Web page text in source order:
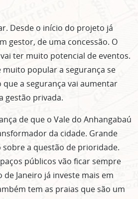
Desde o início do projeto já
gestor, de uma concessão. O
ter muito potencial de eventos.
muito popular a segurança se
a segurança vai aumentar
gestão privada.
de que o Vale do Anhangabaú
da cidade. Grande
sobre a questão de prioridade.
públicos vão ficar sempre
de Janeiro já investe mais em
tem as praias que são um